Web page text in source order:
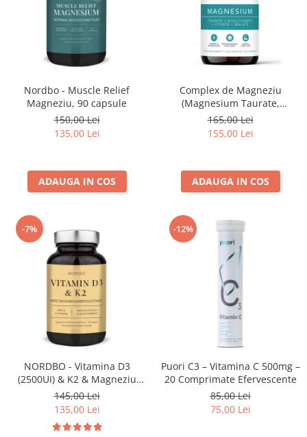
Nordbo - Muscle Relief
Magneziu, 90 capsule
150,00 Lei
135,00 Lei
ADAUGA IN COS
Complex de Magneziu
(Magnesium Taurate,
Bisglycinate, Citrate, Malate,
Oxide) - 120 capsule
165,00 Lei
155,00 Lei
ADAUGA IN COS
-7%
NORDBO - Vitamina D3
(2500UI) & K2 & Magneziu
Bisglicinat - 90 capsule
145,00 Lei
135,00 Lei
-12%
Puori C3 – Vitamina C 500mg –
20 Comprimate Efervescente
85,00 Lei
75,00 Lei